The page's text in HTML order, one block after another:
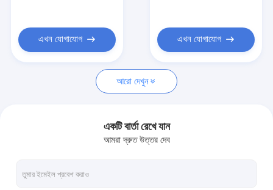
Oscillating হাড় করাত
রেসিপ্রোকেটিং বোন করাত
এখন যোগাযোগ এখন যোগাযোগ
আরো দেখুন
একটি বার্তা রেখে যান
আমরা দ্রুত উত্তর দেব